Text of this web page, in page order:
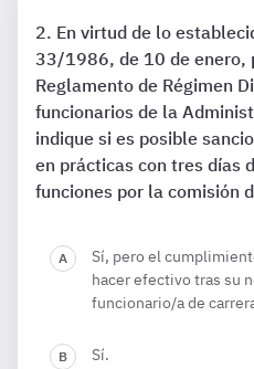
En virtud de lo
33/1986, de 10 de enero,
Reglamento de Régimen
funcionarios de la
indique si es posible
en prácticas con tres días
funciones por la comisión
Sí, pero el
hacer efectivo tras su
funcionario/a de
Sí.